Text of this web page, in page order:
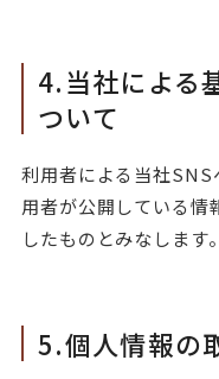
4.当社による
ついて
利用者による当社SNS
用者が公開している情
したものとみなします。
5.個人情報の